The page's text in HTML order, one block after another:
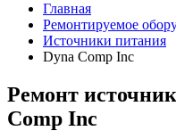
Главная
Ремонтируемое
Источники питания
Dyna Comp Inc
Ремонт
Comp Inc